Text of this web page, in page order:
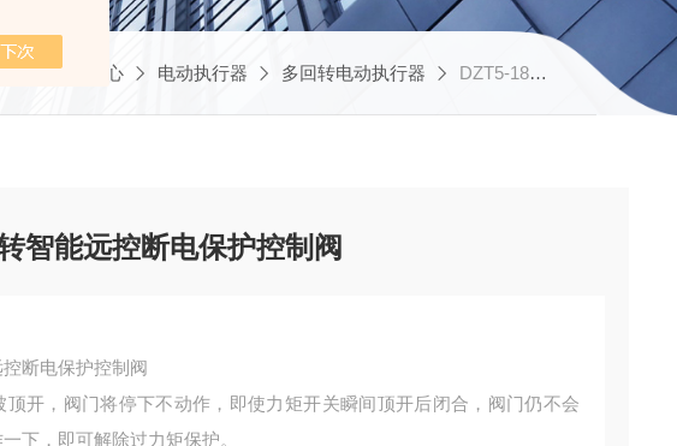
产品中心 电动执行器 多回转电动执行器 DZT5-18天津华控多回转智能远控断电保护控制阀
智能远控断电保护控制阀
断电保护控制阀
顶开，阀门将停下不动作，即使力矩开关瞬间顶开后闭合，阀门仍不会
下，即可解除过力矩保护。